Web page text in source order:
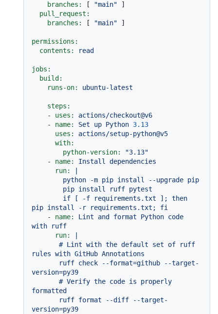
branches:
[ "main" ]
pull_request:
branches:
[ "main" ]
permissions:
contents:
read
jobs:
build:
runs-on:
ubuntu-latest
steps:
-
uses:
actions/checkout@v6
-
name: Set up Python 3.13
uses:
actions/setup-python@v5
with:
python-version:
"3.13"
-
name: Install
dependencies
run:
-
name: Lint and format Python code
with
ruff
run:
rules with GitHub Annotations
version=py39
formatted